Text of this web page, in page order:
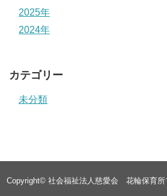
2025年
2024年
カテゴリー
未分類
Copyright© 社会福祉法人慈愛会 花輪保育所